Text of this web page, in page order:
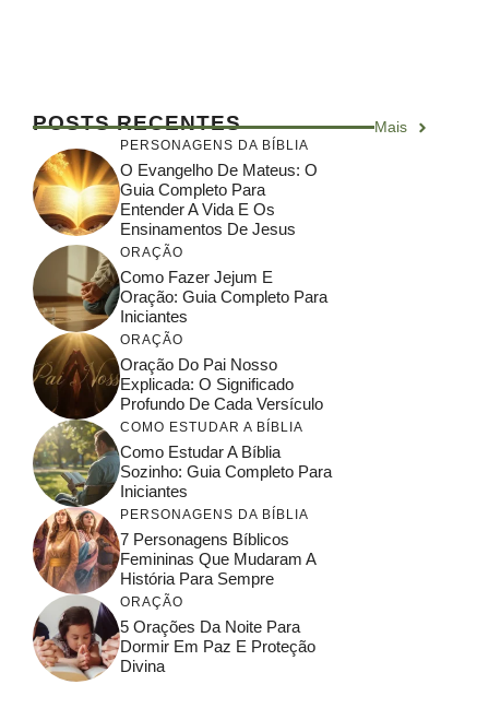
POSTS RECENTES Mais
PERSONAGENS DA BÍBLIA
O Evangelho De Mateus: O
Guia Completo Para
Entender A Vida E Os
Ensinamentos De Jesus
ORAÇÃO
Como Fazer Jejum E
Oração: Guia Completo Para
Iniciantes
ORAÇÃO
Oração Do Pai Nosso
Explicada: O Significado
Profundo De Cada Versículo
COMO ESTUDAR A BÍBLIA
Como Estudar A Bíblia
Sozinho: Guia Completo Para
Iniciantes
PERSONAGENS DA BÍBLIA
7 Personagens Bíblicos
Femininas Que Mudaram A
História Para Sempre
ORAÇÃO
5 Orações Da Noite Para
Dormir Em Paz E Proteção
Divina